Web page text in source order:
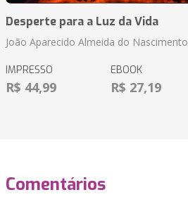
Desperte para a Luz da Vida
João Aparecido Almeida do Nascimento
IMPRESSO
R$ 44,99
EBOOK
R$ 27,19
Comentários